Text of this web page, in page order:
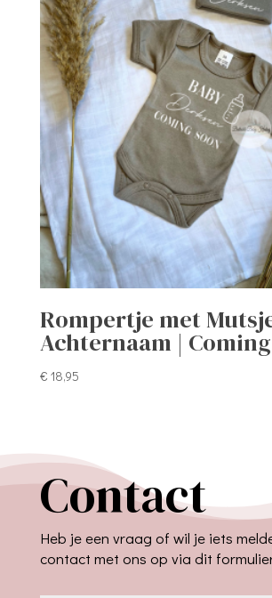
Rompertje met
Achternaam |
€ 18,95
Contact
Heb je een vraag of wil je iets
contact met ons op via dit